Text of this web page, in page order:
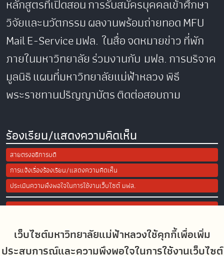
เว็บไซต์มหาวิทยาลัยแม่ฟ้าหลวงใช้คุกกี้เพื่อเพิ่ม
ประสบการณ์และความพึงพอใจในการใช้งานเว็บไซต์
หลักสูตรที่เปิดสอนการรับสมัครบุคคลเข้าศึกษา
วิจัยและนวัตกรรมผลงานพร้อมถ่ายทอดMFU
MailE-Serviceมฟล. ในสื่อจดหมายข่าวที่พัก
ภายในมหาวิทยาลัยร่วมงานกับ มฟล.การบริจาค
มูลนิธิแผนที่มหาวิทยาลัยแม่ฟ้าหลวงพิธี
พระราชทานปริญญาบัตรติดต่อสอบถาม
ร้องเรียน/แสดงความคิดเห็น
สายตรงอธิการบดี
การแจ้งเรื่องร้องเรียน/แสดงความคิดเห็น
ประเมินความพึงพอใจในการใช้งานเว็บไซต์ มฟล.
Site Map
Social Media